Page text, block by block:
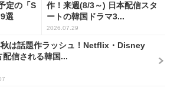
定の「S
選
作！来週(8/3～) 日本配信スタ
ートの韓国ドラマ3...
2026.07.29
は話題作ラッシュ！Netflix・Disney
配信される韓国...